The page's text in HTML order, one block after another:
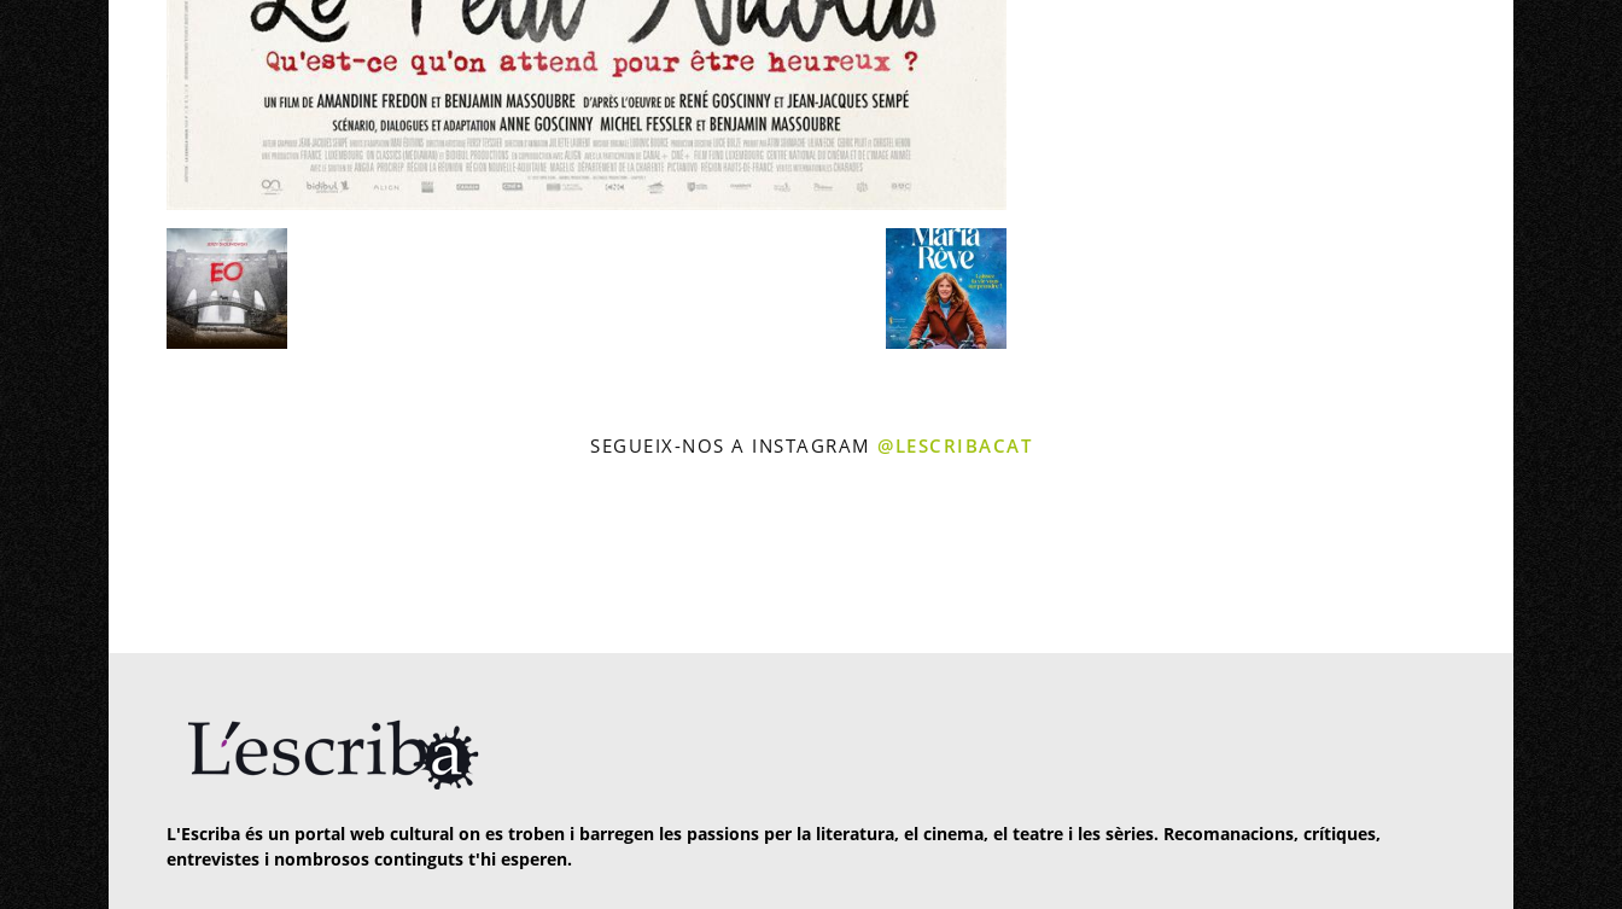
SEGUEIX-NOS A INSTAGRAM @LESCRIBACAT
L'Escriba és un portal web cultural on es troben i barregen les passions per la literatura, el cinema, el teatre i les sèries. Recomanacions, crítiques,
entrevistes i nombrosos continguts t'hi esperen.